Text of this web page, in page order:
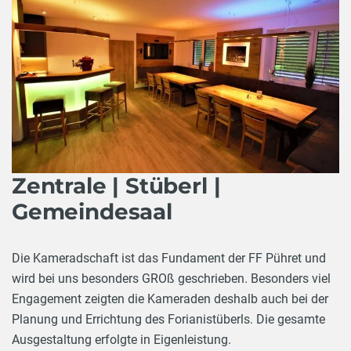
Zentrale | Stüberl |
Gemeindesaal
Die Kameradschaft ist das Fundament der FF Pühret und
wird bei uns besonders GROß geschrieben. Besonders viel
Engagement zeigten die Kameraden deshalb auch bei der
Planung und Errichtung des Forianistüberls. Die gesamte
Ausgestaltung erfolgte in Eigenleistung.